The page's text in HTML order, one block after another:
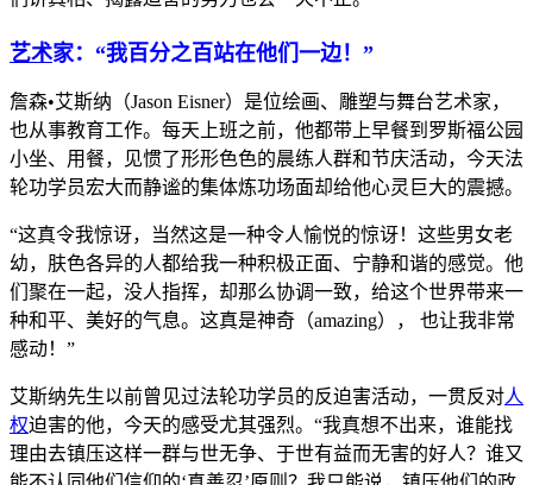
艺术家：“我百分之百站在他们一边！”
詹森•艾斯纳（Jason Eisner）是位绘画、雕塑与舞台艺术家，
也从事教育工作。每天上班之前，他都带上早餐到罗斯福公园
小坐、用餐，见惯了形形色色的晨练人群和节庆活动，今天法
轮功学员宏大而静谧的集体炼功场面却给他心灵巨大的震撼。
“这真令我惊讶，当然这是一种令人愉悦的惊讶！这些男女老
幼，肤色各异的人都给我一种积极正面、宁静和谐的感觉。他
们聚在一起，没人指挥，却那么协调一致，给这个世界带来一
种和平、美好的气息。这真是神奇（amazing）， 也让我非常
感动！”
艾斯纳先生以前曾见过法轮功学员的反迫害活动，一贯反对人
权迫害的他，今天的感受尤其强烈。“我真想不出来，谁能找
理由去镇压这样一群与世无争、于世有益而无害的好人？谁又